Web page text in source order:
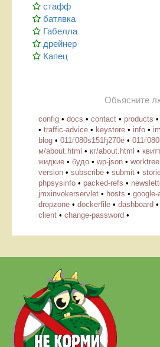
стафф
батявка
Габелла
дрейнер
Капец
Обьясните
config • docs • contact • products •
• traffic-advice • keystore • info •
blog • 011ѓ080ѕ151ђ270ё •
м/about.html • кг/about.html •
жидкие • будо • wp-json • worktree
version • subscribe • submit •
phpsysinfo • packed-refs •
jmxinvokerservlet • hosts • google-
dropzone • dockerfile • dashboard •
client • change-password •